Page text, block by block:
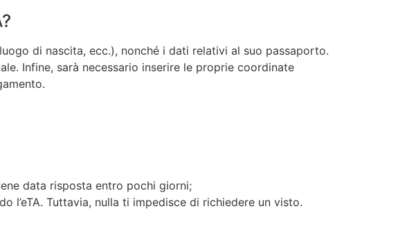
di nascita, ecc.), nonché i dati relativi al suo passaporto.
Infine, sarà necessario inserire le proprie coordinate
data risposta entro pochi giorni;
l’eTA. Tuttavia, nulla ti impedisce di richiedere un visto.